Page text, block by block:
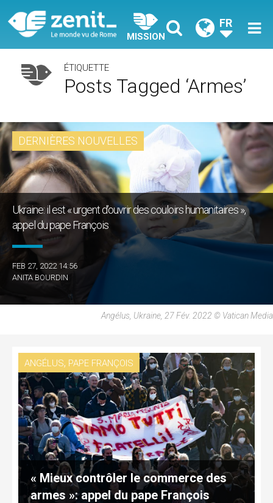
MISSION
FR
ÉTIQUETTE
Posts Tagged ‘armes’
DERNIÈRES NOUVELLES
Ukraine: il est « urgent d’ouvrir des couloirs humanitaires »,
appel du pape François
FEB 27, 2022 14:56
ANITA BOURDIN
Angélus, Ukraine, 27 Fév. 2022 © Vatican Media
ANGÉLUS, PAPE FRANÇOIS
« Mieux contrôler le commerce des
armes »: appel du pape François